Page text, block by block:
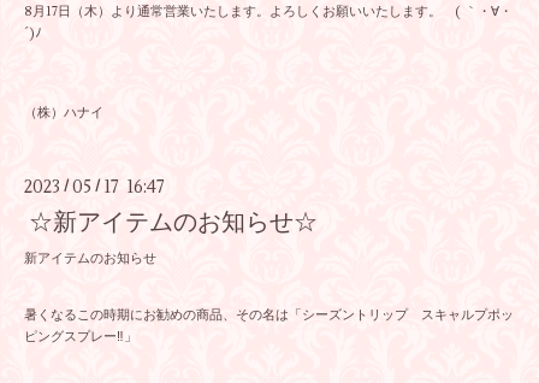
8月17日（木）より通常営業いたします。よろしくお願いいたします。 ( ｀・∀・
´)ﾉ
（株）ハナイ
2023 /05 / 17 16:47
☆新アイテムのお知らせ☆
新アイテムのお知らせ
暑くなるこの時期にお勧めの商品、その名は「シーズントリップ スキャルプポッ
ピングスプレー‼」